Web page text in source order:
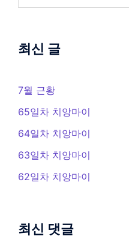
최신 글
7월 근황
65일차 치앙마이
64일차 치앙마이
63일차 치앙마이
62일차 치앙마이
최신 댓글